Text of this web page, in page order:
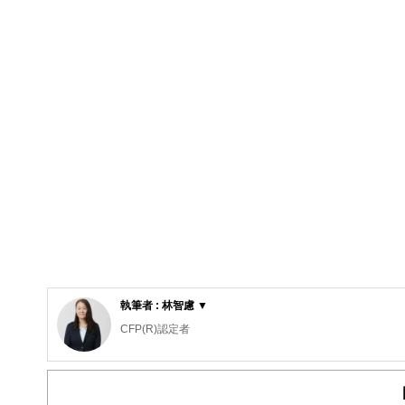
執筆者 : 林智慮 ▼
CFP(R)認定者
確定拠出年金相談ねっと認定FP
ンシャル・プランナーとなる。コーチング資格も習得し